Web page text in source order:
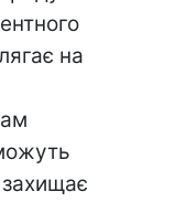
на